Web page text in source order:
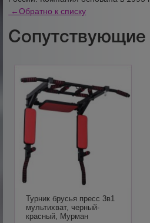
←Обратно к списку
Сопутствующие
Турник брусья пресс 3в1
мультихват, черный-
красный, Мурман